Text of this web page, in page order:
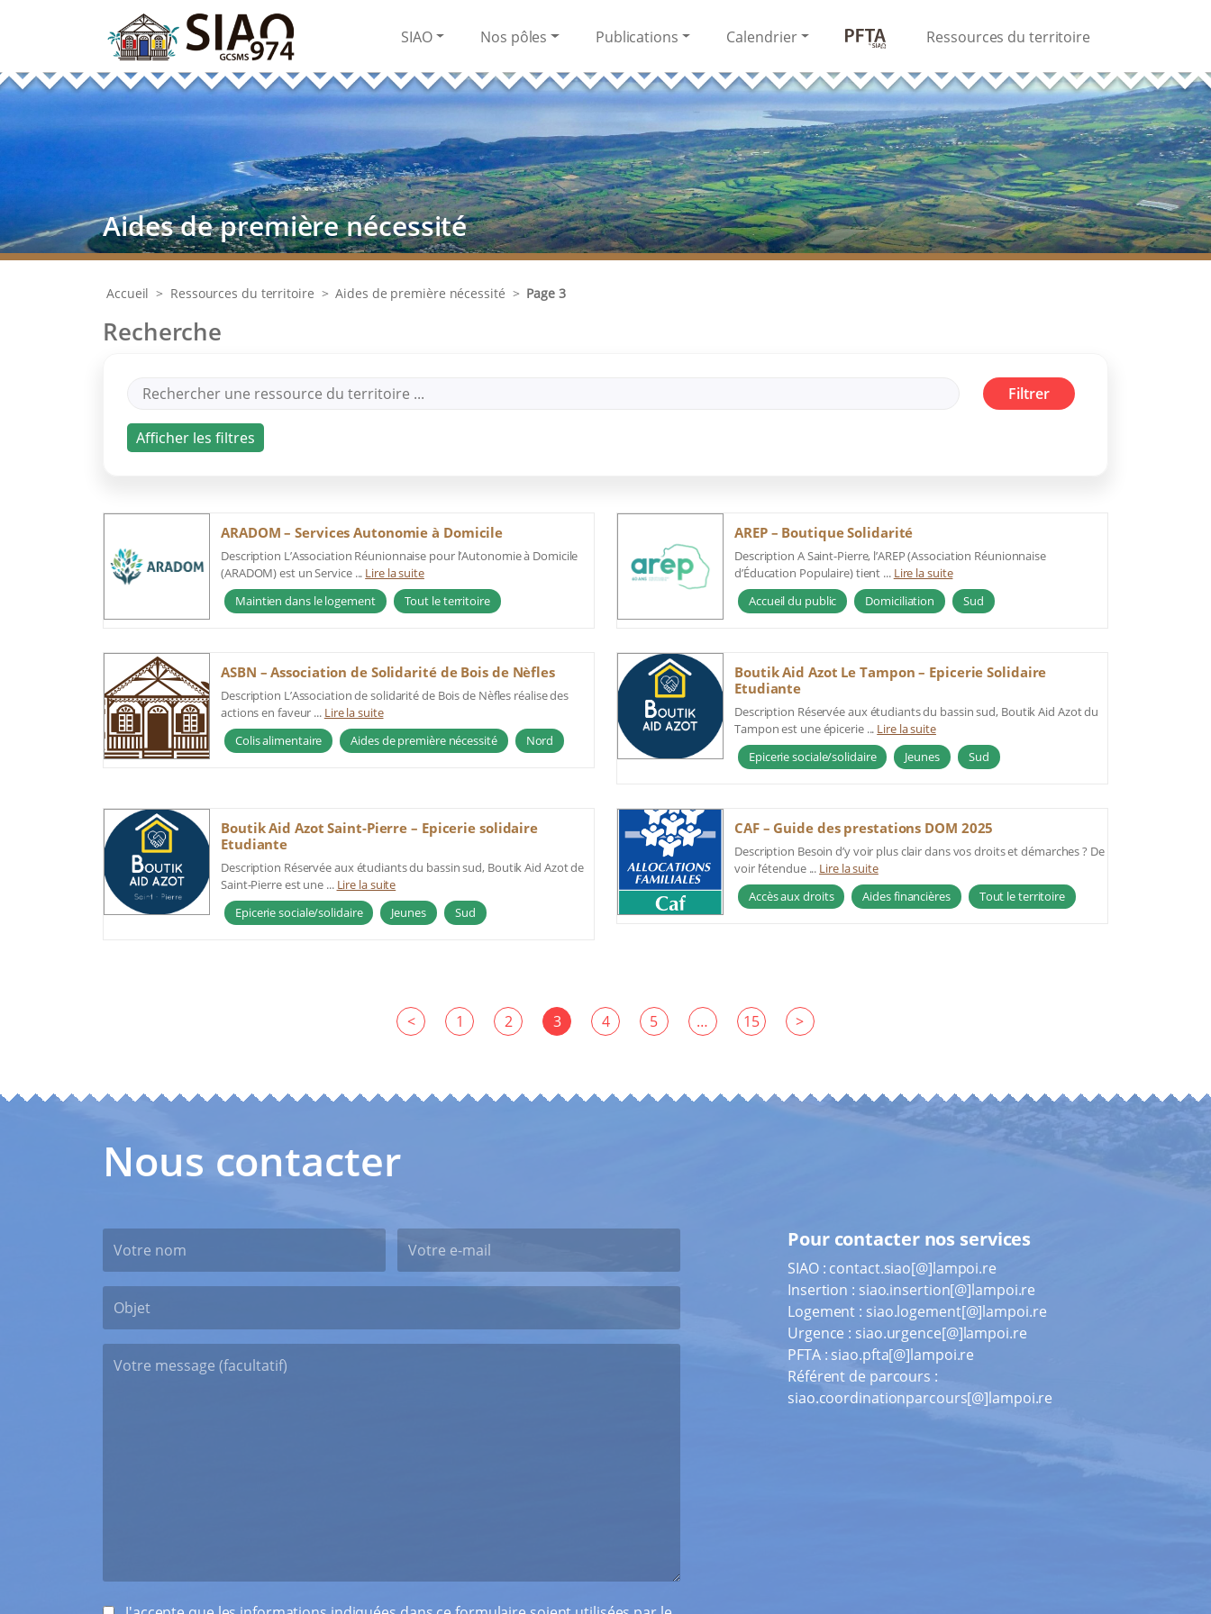
SIAO Nos pôles Publications Calendrier PFTA Ressources du territoire
Aides de première nécessité
Accueil > Ressources du territoire > Aides de première nécessité > Page 3
Recherche
ARADOM – Services Autonomie à Domicile
Description L’Association Réunionnaise pour l’Autonomie à Domicile
(ARADOM) est un Service ... Lire la suite
Maintien dans le logement
Tout le territoire
AREP – Boutique Solidarité
Description A Saint-Pierre, l’AREP (Association Réunionnaise
d’Éducation Populaire) tient ... Lire la suite
Accueil du public
Domiciliation Sud
ASBN – Association de Solidarité de Bois de Nèfles
Description L’Association de solidarité de Bois de Nèfles réalise des
actions en faveur ... Lire la suite
Colis alimentaire
Aides de première nécessité Nord
Boutik Aid Azot Le Tampon – Epicerie Solidaire
Etudiante
Description Réservée aux étudiants du bassin sud, Boutik Aid Azot du
Tampon est une épicerie ... Lire la suite
Epicerie sociale/solidaire
Jeunes Sud
Boutik Aid Azot Saint-Pierre – Epicerie solidaire
Etudiante
Description Réservée aux étudiants du bassin sud, Boutik Aid Azot de
Saint-Pierre est une ... Lire la suite
Epicerie sociale/solidaire
Jeunes Sud
CAF – Guide des prestations DOM 2025
Description Besoin d’y voir plus clair dans vos droits et démarches ? De
voir l’étendue ... Lire la suite
Accès aux droits
Aides financières Tout le territoire
des
< 1 2 3 4 5 … 15 >
Nous contacter
Pour contacter nos services
SIAO : contact.siao[@]lampoi.re
Insertion : siao.insertion[@]lampoi.re
Logement : siao.logement[@]lampoi.re
Urgence : siao.urgence[@]lampoi.re
PFTA :siao.pfta[@]lampoi.re
Référent de parcours :
siao.coordinationparcours[@]lampoi.re